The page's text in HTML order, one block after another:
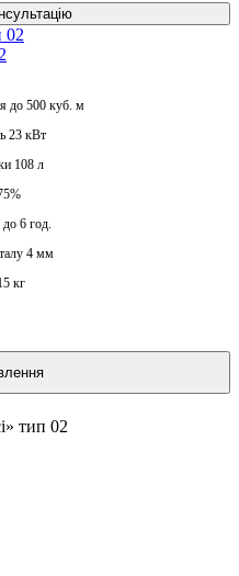
до 500 куб. м
23 кВт
108 л
до 6 год.
4 мм
кг
тип 02